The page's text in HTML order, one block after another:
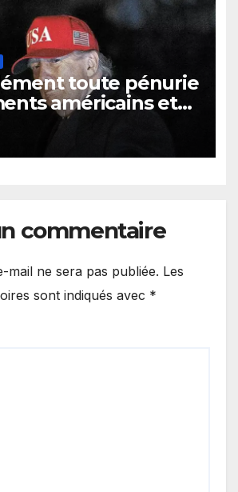
toute pénurie
américains et
aux médias
commentaire
mail ne sera pas publiée. Les
sont indiqués avec *